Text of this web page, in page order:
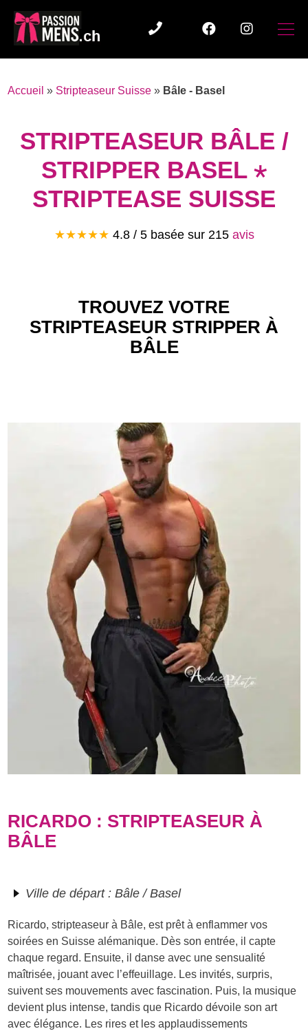
Accueil » Stripteaseur Suisse » Bâle - Basel
STRIPTEASEUR BÂLE /
STRIPPER BASEL ⋆
STRIPTEASE SUISSE
★★★★★ 4.8 / 5 basée sur 215 avis
TROUVEZ VOTRE
STRIPTEASEUR STRIPPER À
BÂLE
RICARDO : STRIPTEASEUR À
BÂLE
Ville de départ : Bâle / Basel
Ricardo, stripteaseur à Bâle, est prêt à enflammer vos
soirées en Suisse alémanique. Dès son entrée, il capte
chaque regard. Ensuite, il danse avec une sensualité
maîtrisée, jouant avec l’effeuillage. Les invités, surpris,
suivent ses mouvements avec fascination. Puis, la musique
devient plus intense, tandis que Ricardo dévoile son art
avec élégance. Les rires et les applaudissements